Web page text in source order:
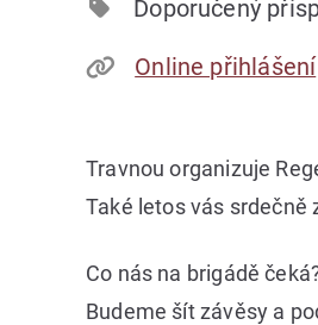
Doporučený
Online přihlášení
Travnou organizuje
Také letos vás srdečně
Co nás na brigádě
Budeme šít závěsy a